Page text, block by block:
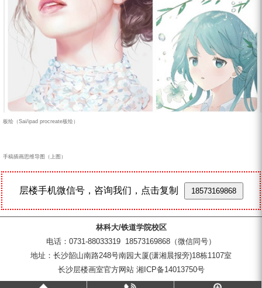
板绘（Sai/ipad procreate板绘）
手稿插画思维导图（上图）
层楼手机微信号，咨询我们，点击复制 18573169868
林科大/铁道学院校区
电话：0731-88033319 18573169868（微信同号）
地址：长沙韶山南路248号南园大厦(潇湘晨报旁)18栋1107室
长沙层楼画室官方网站 湘ICP备14013750号